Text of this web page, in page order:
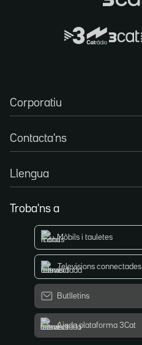
Corporatiu
Contacta'ns
Llengua
Troba'ns a
Mòbils i tauletes
Televisions connectades
Butlletins
Ajuda plataforma 3Cat